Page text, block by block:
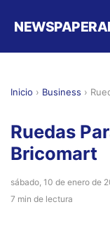
Inicio › Business ›
Ruedas
Bricomart
sábado, 10 de enero de
7 min de lectura